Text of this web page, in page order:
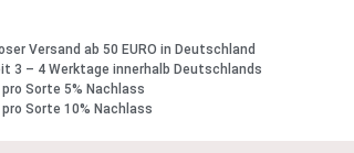
Versand ab 50 EURO in Deutschland
3 – 4 Werktage innerhalb Deutschlands
Sorte 5% Nachlass
Sorte 10% Nachlass